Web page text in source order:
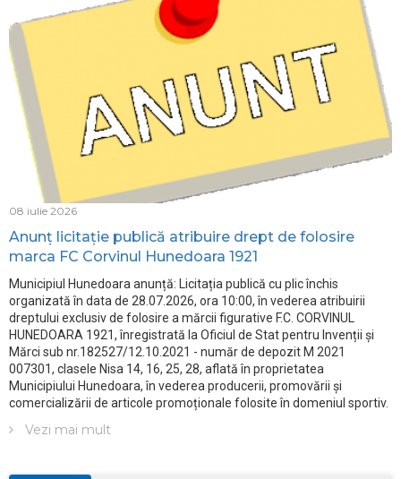
08 iulie 2026
Anunț licitație publică atribuire drept de folosire
marca FC Corvinul Hunedoara 1921
Municipiul Hunedoara anunță: Licitația publică cu plic închis
organizată în data de 28.07.2026, ora 10:00, în vederea atribuirii
dreptului exclusiv de folosire a mărcii figurative F.C. CORVINUL
HUNEDOARA 1921, înregistrată la Oficiul de Stat pentru Invenții și
Mărci sub nr.182527/12.10.2021 - număr de depozit M 2021
007301, clasele Nisa 14, 16, 25, 28, aflată în proprietatea
Municipiului Hunedoara, în vederea producerii, promovării și
comercializării de articole promoționale folosite în domeniul sportiv.
Vezi mai mult